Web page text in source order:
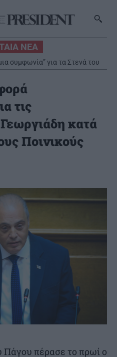
ΝΕΑ
συμφωνία” για τα Στενά του
την οικογενειακή
στην πολυτέλεια και στην
τις
κατά
Ποινικούς
Πάγου πέρασε το πρωί ο